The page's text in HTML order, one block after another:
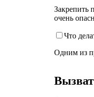
Закрепить
очень
Что
Одним из